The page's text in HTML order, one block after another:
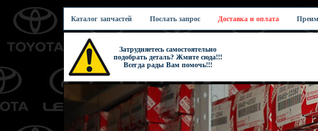
Каталог запчастей Послать запрос Доставка и оплата
Затрудняетесь самостоятельно
подобрать деталь? Жмите сюда!!!
Всегда рады Вам помочь!!!